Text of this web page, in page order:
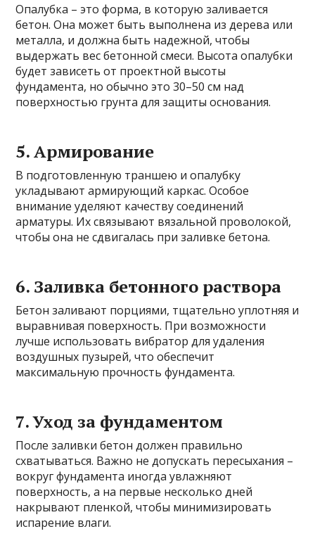
Опалубка – это форма, в которую заливается
бетон. Она может быть выполнена из дерева или
металла, и должна быть надежной, чтобы
выдержать вес бетонной смеси. Высота опалубки
будет зависеть от проектной высоты
фундамента, но обычно это 30–50 см над
поверхностью грунта для защиты основания.
5. Армирование
В подготовленную траншею и опалубку
укладывают армирующий каркас. Особое
внимание уделяют качеству соединений
арматуры. Их связывают вязальной проволокой,
чтобы она не сдвигалась при заливке бетона.
6. Заливка бетонного раствора
Бетон заливают порциями, тщательно уплотняя и
выравнивая поверхность. При возможности
лучше использовать вибратор для удаления
воздушных пузырей, что обеспечит
максимальную прочность фундамента.
7. Уход за фундаментом
После заливки бетон должен правильно
схватываться. Важно не допускать пересыхания –
вокруг фундамента иногда увлажняют
поверхность, а на первые несколько дней
накрывают пленкой, чтобы минимизировать
испарение влаги.